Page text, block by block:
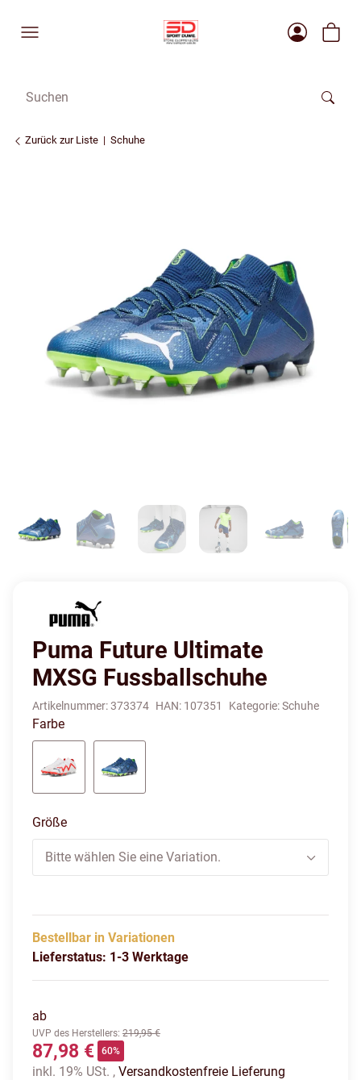
Zurück zur Liste Schuhe
Puma Future Ultimate
MXSG Fussballschuhe
Artikelnummer:373374 HAN: 107351 Kategorie:Schuhe
Farbe
Größe
Bitte wählen Sie eine Variation.
Bestellbar in Variationen
Lieferstatus: 1-3 Werktage
ab
UVP des Herstellers: 219,95 €
87,98 € 60%
inkl. 19% USt. , Versandkostenfreie Lieferung